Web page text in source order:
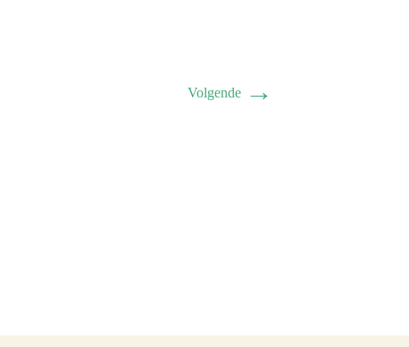
Volgende →